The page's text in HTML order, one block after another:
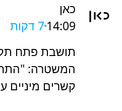
כאן
14:09 7 דקות
תושבת פתח
המשטרה:
קשרים מיניים